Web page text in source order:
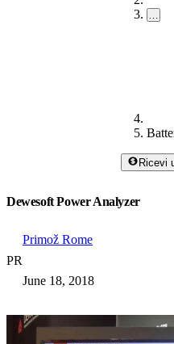
…
Ricevi
Dewesoft Power Analyzer
PR
Primož Rome
June 18, 2018